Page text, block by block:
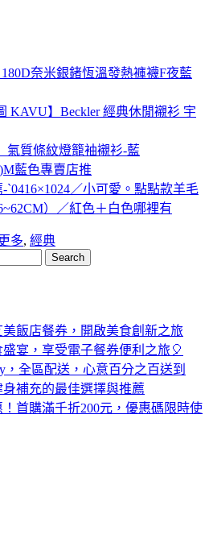
奈米銀鍺恆溫發熱褲襪F夜藍
KAVU】Beckler 經典休閒襯衫 宇
氣質條紋燈籠袖襯衫-藍
藍色專賣店推
`0416×1024／小可愛。點點款羊毛
）／紅色＋白色哪裡有
更多, 經典
飯店餐券，開啟美食創新之旅
宴，享受電子餐券便利之旅🎈
全區配送，心意百分之百送到
補充的最佳選擇與推薦
首購滿千折200元，優惠碼限時使